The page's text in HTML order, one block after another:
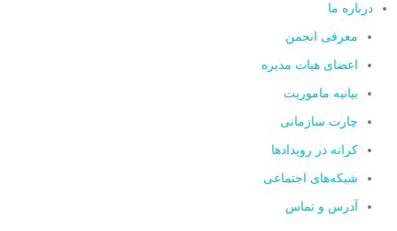
درباره ما
معرفی انجمن
اعضای هیات مدیره
بیانیه ماموریت
چارت سازمانی
کرانه در رویدادها
شبکه‌های اجتماعی
آدرس و تماس